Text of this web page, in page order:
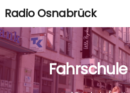
Radio Osnabrück